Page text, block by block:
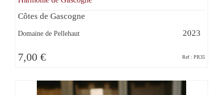
Côtes de Gascogne
Domaine de Pellehaut 2023
7,00 € Ref : PR35